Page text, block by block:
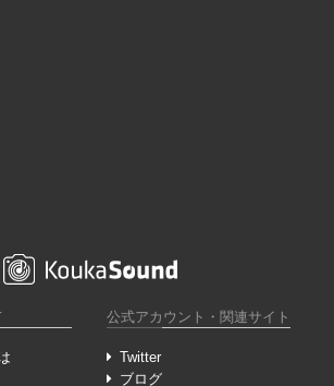
公式アカウント・関連サイト
Twitter
ブログ